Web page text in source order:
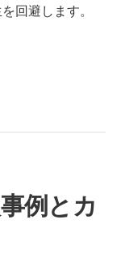
回避します。
例とカ